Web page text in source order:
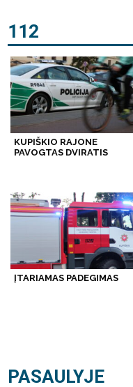
112
KUPIŠKIO RAJONE
PAVOGTAS DVIRATIS
ĮTARIAMAS PADEGIMAS
PASAULYJE